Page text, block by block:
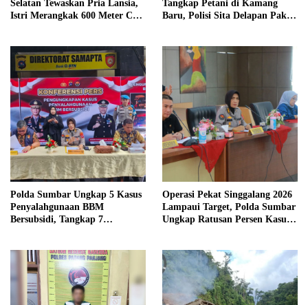
Selatan Tewaskan Pria Lansia,
Istri Merangkak 600 Meter Cari
Tangkap Petani di Kamang
Baru, Polisi Sita Delapan Paket
Polda Sumbar Ungkap 5 Kasus
Penyalahgunaan BBM
Bersubsidi, Tangkap 7
Operasi Pekat Singgalang 2026
Lampaui Target, Polda Sumbar
Ungkap Ratusan Persen Kasus